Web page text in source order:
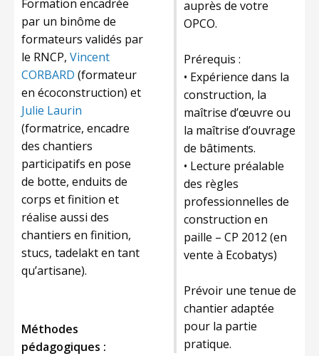
Formation encadrée
par un binôme de
formateurs validés par
le RNCP, Vincent
CORBARD (formateur
en écoconstruction) et
Julie Laurin
(formatrice, encadre
des chantiers
participatifs en pose
de botte, enduits de
corps et finition et
réalise aussi des
chantiers en finition,
stucs, tadelakt en tant
qu’artisane).
Méthodes
pédagogiques :
auprès de votre
OPCO.
Prérequis :
• Expérience dans la
construction, la
maîtrise d’œuvre ou
la maîtrise d’ouvrage
de bâtiments.
• Lecture préalable
des règles
professionnelles de
construction en
paille – CP 2012 (en
vente à Ecobatys)
Prévoir une tenue de
chantier adaptée
pour la partie
pratique.